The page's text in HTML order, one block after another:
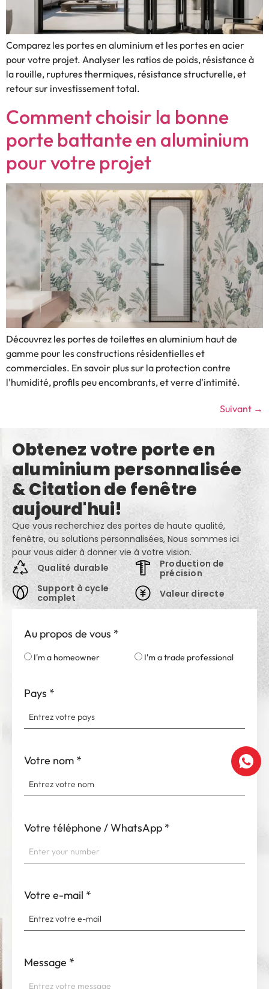
Comparez les portes en aluminium et les portes en acier
pour votre projet. Analyser les ratios de poids, résistance à
la rouille, ruptures thermiques, résistance structurelle, et
retour sur investissement total.
Comment choisir la bonne
porte battante en aluminium
pour votre projet
Découvrez les portes de toilettes en aluminium haut de
gamme pour les constructions résidentielles et
commerciales. En savoir plus sur la protection contre
l'humidité, profils peu encombrants, et verre d'intimité.
Suivant →
Obtenez votre porte en
aluminium personnalisée
& Citation de fenêtre
aujourd'hui!
Que vous recherchiez des portes de haute qualité,
fenêtre, ou solutions personnalisées, Nous sommes ici
pour vous aider à donner vie à votre vision.
Qualité durable
Support à cycle
complet
Production de
précision
Valeur directe
Au propos de vous *
I'm a homeowner I'm a trade professional
Pays *
Votre nom *
Votre téléphone / WhatsApp *
Votre e-mail *
Message *